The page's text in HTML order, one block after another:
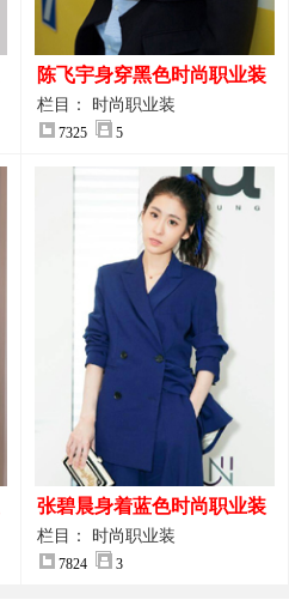
陈飞宇身穿黑色时尚职业装
图片
栏目： 时尚职业装
7325 5
张碧晨身着蓝色时尚职业装
服装图片
栏目： 时尚职业装
7824 3